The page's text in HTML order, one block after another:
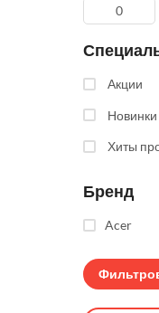
Акции
Новинки
Хиты
Бренд
Acer